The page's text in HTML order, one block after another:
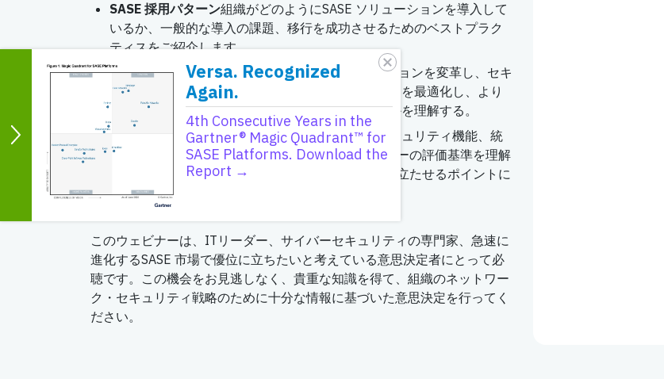
SASE 採用パターン組織がどのようにSASE ソリューションを導入して
いるか、一般的な導入の課題、移行を成功させるためのベストプラク
ティスをご紹介します。
AIの影響：人工知能がどのようにSASE ソリューションを変革し、セキ
ュリティを強化し、ネットワーク・パフォーマンスを最適化し、より
スマートで応答性の高いシステムを実現しているかを理解する。
パフォーマンス、スケーラビリティ、セキュリティ機能、統
合の容易さ、サポートサービスなど、SASE ベンダーの評価基準を理解
する。混雑するSASE 市場において、ベンダーを際立たせるポイントに
ついて洞察します。
このウェビナーは、ITリーダー、サイバーセキュリティの専門家、急速に
進化するSASE 市場で優位に立ちたいと考えている意思決定者にとって必
聴です。この機会をお見逃しなく、貴重な知識を得て、組織のネットワー
ク・セキュリティ戦略のために十分な情報に基づいた意思決定を行ってく
ださい。
Versa. Recognized
Again.
4th Consecutive Years in the
Gartner® Magic Quadrant™ for
SASE Platforms. Download the
Report →